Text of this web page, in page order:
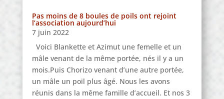
Pas moins de 8 boules de poils ont rejoint
l’association aujourd’hui
7 juin 2022
Voici Blankette et Azimut une femelle et un
mâle venant de la même portée, nés il y a un
mois.Puis Chorizo venant d’une autre portée,
un mâle un poil plus âgé. Nous les avons
réunis dans la même famille d’accueil. Et nos 3